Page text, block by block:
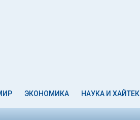
ЭКОНОМИКА НАУКА И ХАЙТЕК